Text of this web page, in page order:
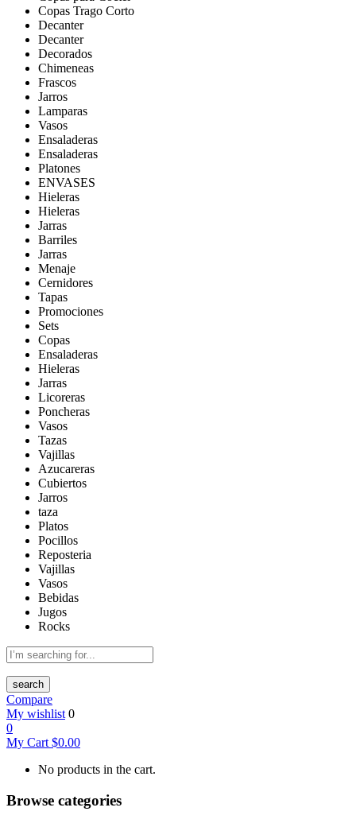
Copas Trago Corto
Decanter
Decanter
Decorados
Chimeneas
Frascos
Jarros
Lamparas
Vasos
Ensaladeras
Ensaladeras
Platones
ENVASES
Hieleras
Hieleras
Jarras
Barriles
Jarras
Menaje
Cernidores
Tapas
Promociones
Sets
Copas
Ensaladeras
Hieleras
Jarras
Licoreras
Poncheras
Vasos
Tazas
Vajillas
Azucareras
Cubiertos
Jarros
taza
Platos
Pocillos
Reposteria
Vajillas
Vasos
Bebidas
Jugos
Rocks
search
Compare
My wishlist 0
0
My Cart $0.00
No products in the cart.
Browse categories